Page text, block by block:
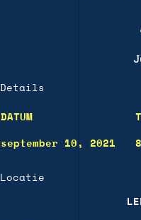
Details
DATUM
september 10, 2021
Locatie